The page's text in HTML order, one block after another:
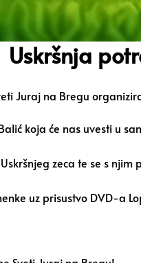
Uskršnja
Juraj na Bregu
koja će nas uvesti u
zeca te se s
uz prisustvo DVD-a